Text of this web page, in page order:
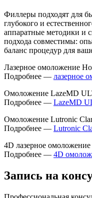
Филлеры подходят для
глубокого и
аппаратные методики и
подхода совместимы:
баланс процедур для
Лазерное омоложение
Подробнее — лазерное
Омоложение LazeMD
Подробнее — LazeMD
Омоложение Lutronic
Подробнее — Lutronic
4D лазерное омоложение
Подробнее — 4D
Запись на